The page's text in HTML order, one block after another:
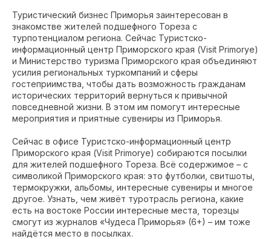
Туристический бизнес Приморья заинтересован в
знакомстве жителей подшефного Тореза с
турпотенциалом региона. Сейчас Туристско-
информационный центр Приморского края (Visit Primorye)
и Министерство туризма Приморского края объединяют
усилия региональных туркомпаний и сферы
гостеприимства, чтобы дать возможность гражданам
исторических территорий вернуться к привычной
повседневной жизни. В этом им помогут интересные
мероприятия и приятные сувениры из Приморья.
Сейчас в офисе Туристско-информационный центр
Приморского края (Visit Primorye) собираются посылки
для жителей подшефного Тореза. Всё содержимое – с
символикой Приморского края: это футболки, свитшоты,
термокружки, альбомы, интересные сувениры и многое
другое. Узнать, чем живёт туротрасль региона, какие
есть на востоке России интересные места, торезцы
смогут из журналов «Чудеса Приморья» (6+) – им тоже
найдётся место в посылках.